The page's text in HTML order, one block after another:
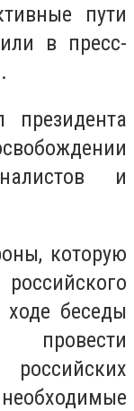
пути
в пресс-
и
которую
беседы